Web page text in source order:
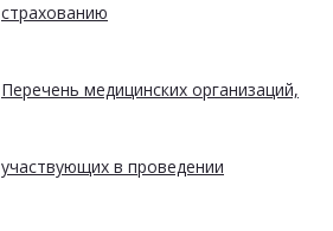
страхованию
Перечень медицинских организаций,
участвующих в проведении